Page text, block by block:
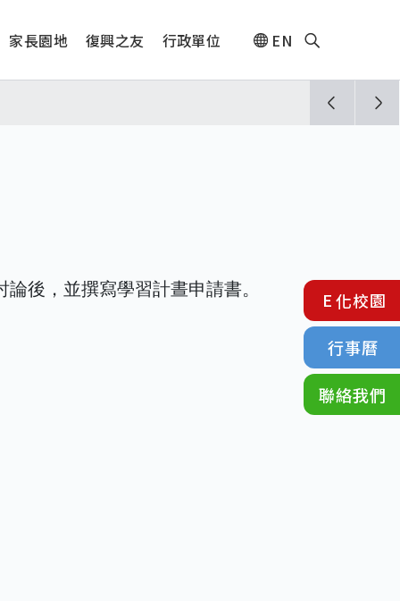
家長園地 復興之友 行政單位 EN
後，並撰寫學習計晝申請書。
E化校園
行事曆
聯絡我們